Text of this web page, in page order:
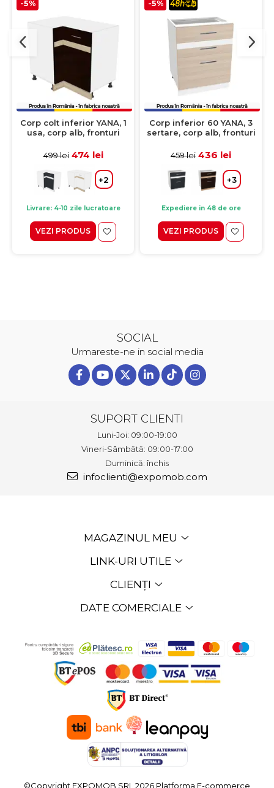
-5%
Corp colt inferior YANA, 1
usa, corp alb, fronturi
deschis, 90x62x77 cm
499 lei 474 lei
+2
Livrare: 4-10 zile lucratoare
VEZI PRODUS
-5%
Corp inferior 60 YANA, 3
sertare, corp alb, fronturi
459 lei 436 lei
+3
Expediere in 48 de ore
VEZI PRODUS
SOCIAL
Urmareste-ne in social media
SUPORT CLIENTI
Luni-Joi: 09:00-19:00
Vineri-Sâmbătă: 09:00-17:00
Duminică: închis
infoclienti@expomob.com
MAGAZINUL MEU
LINK-URI UTILE
CLIENȚI
DATE COMERCIALE
©Copyright EXPOMOB SRL 2026 Platforma E-commerce